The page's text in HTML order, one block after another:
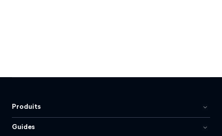
Produits
Guides